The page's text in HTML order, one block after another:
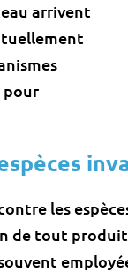
arrivent
pour
les
de tout